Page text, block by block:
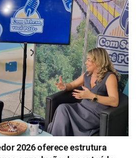
2026 oferece estrutura